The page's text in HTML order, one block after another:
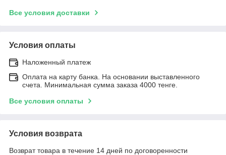
Все условия доставки
Условия оплаты
Наложенный платеж
Оплата на карту банка. На основании выставленного
счета. Минимальная сумма заказа 4000 тенге.
Все условия оплаты
Условия возврата
Возврат товара в течение 14 дней по договоренности